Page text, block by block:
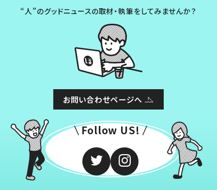
“人”のグッドニュースの取材・執筆をしてみませんか？
お問い合わせページへ
Follow US!